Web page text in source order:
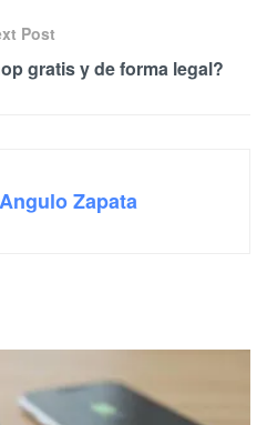
Post
gratis y de forma legal?
Zapata